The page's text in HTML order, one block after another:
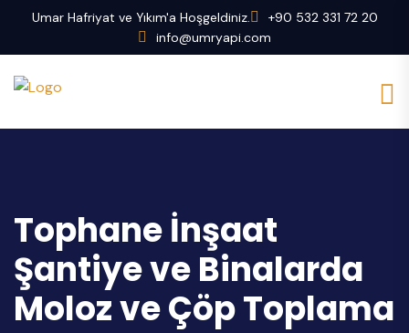
Umar Hafriyat ve Yıkım'a Hoşgeldiniz.
+90 532 331 72 20
info@umryapi.com
Tophane İnşaat
Şantiye ve Binalarda
Moloz ve Çöp Toplama